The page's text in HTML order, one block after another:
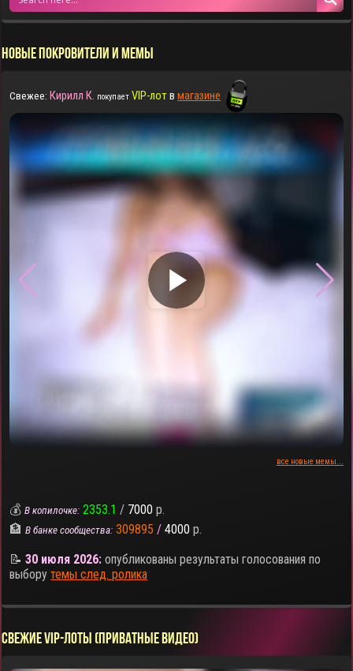
НОВЫЕ ПОКРОВИТЕЛИ И МЕМЫ
Свежее: Кирилл К. покупает VIP-лотвмагазине
▶
все новые мемы...
💰В копилочке: 2353.1 / 7000 р.
🏦В банке сообщества: 309895 / 4000 р.
📝30 июля 2026: опубликованы результаты голосования по
выборутемы след. ролика
СВЕЖИЕ VIP-ЛОТЫ (ПРИВАТНЫЕ ВИДЕО)